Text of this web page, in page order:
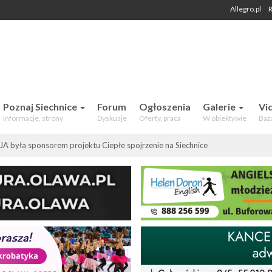
Aktualności,
Allegro.pl
Poznaj Siechnice
Informacje, strony
Forum
Dyskusje
Ogłoszenia
Oferty, praca
Galerie
W obiektywie
była sponsorem projektu Ciepłe spojrzenie na Siechnice